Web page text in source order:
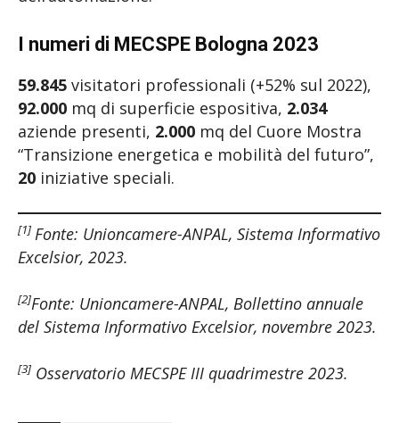
I numeri di MECSPE Bologna 2023
59.845 visitatori professionali (+52% sul 2022),
92.000 mq di superficie espositiva, 2.034
aziende presenti, 2.000 mq del Cuore Mostra
“Transizione energetica e mobilità del futuro”,
20 iniziative speciali.
[1] Fonte: Unioncamere-ANPAL, Sistema Informativo
Excelsior, 2023.
[2]Fonte: Unioncamere-ANPAL, Bollettino annuale
del Sistema Informativo Excelsior, novembre 2023.
[3] Osservatorio MECSPE III quadrimestre 2023.